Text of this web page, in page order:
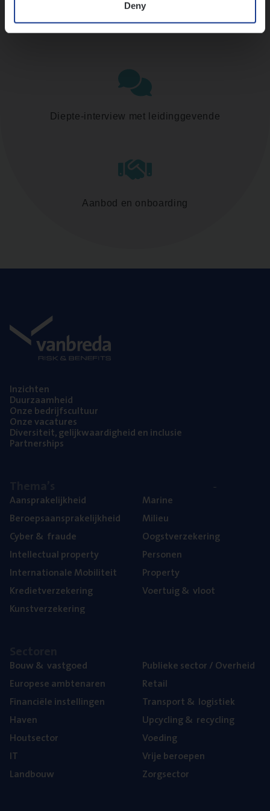
Deny
Diepte-interview met leidinggevende
Aanbod en onboarding
Inzich­ten
Duur­zaam­heid
Onze bedrijfs­cul­tuur
Onze vaca­tu­res
Diver­si­teit, gelijk­waar­dig­heid en inclusie
Part­ner­ships
Aan­spra­ke­lijk­heid
Beroeps­aan­spra­ke­lijk­heid
Cyber& fraude
Intel­lec­tu­al property
Inter­na­ti­o­na­le Mobiliteit
Kre­diet­ver­ze­ke­ring
Kunst­ver­ze­ke­ring
Mari­ne
Mili­eu
Oogst­ver­ze­ke­ring
Per­so­nen
Pro­per­ty
Voer­tuig& vloot
Bouw& vastgoed
Euro­pe­se ambtenaren
Finan­ci­ë­le instellingen
Haven
Hout­sec­tor
IT
Land­bouw
Publie­ke sec­tor / Overheid
Retail
Trans­port& logistiek
Upcy­cling& recycling
Voe­ding
Vrije beroe­pen
Zorg­sec­tor